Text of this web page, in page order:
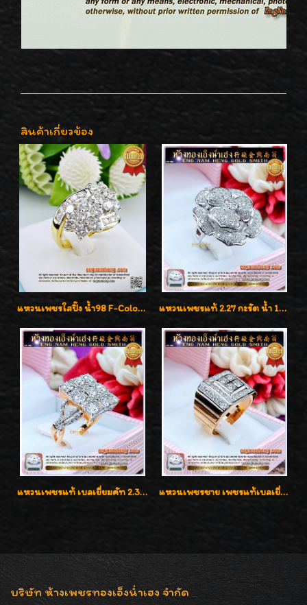
สินค้าเกี่ยวข้อง
แหวนเพชรใสปิ๊ง น้ำ98 F-Color/VVS1 น้ำหนักเพชรรวม 2.56 กะรัต ใส่เต็มนิ้วเพชรเป็นน้ำเป็นเนื้อสวยมากๆค่ะ แหวนเพชรแท้ 2.27 กะรัต น้ำ 100% เบลเยี่ยมคัท ลวดลายดอกกุหลาบหรู
แหวนเพชรแท้ เบลเยี่ยมคัท 2.39 กะรัต น้ำ 98 F-Color/VVS ดีไซน์หน้ากว้างหรูเต็มนิ้ว แหวนเพชรชาย เพชรแท้เบลเยี่ยมคัท น้ำ100% D-Color/VVS 2.46 กะรัต
บริษัท ห้างเพชรทองเอ็งน่ำเฮง จำกัด